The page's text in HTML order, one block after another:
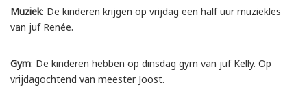
Muziek: De kinderen krijgen op vrijdag een half uur muziekles
van juf Renée.
Gym: De kinderen hebben op dinsdag gym van juf Kelly. Op
vrijdagochtend van meester Joost.